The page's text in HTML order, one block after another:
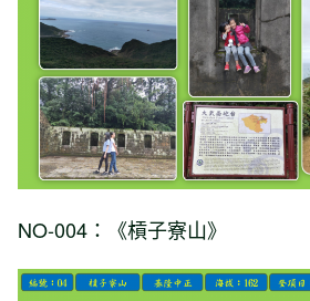
NO-004：《槓子寮山》